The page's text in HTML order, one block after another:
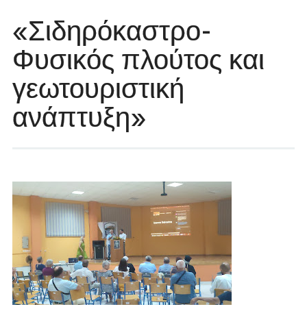
«Σιδηρόκαστρο-
Φυσικός πλούτος και
γεωτουριστική
ανάπτυξη»